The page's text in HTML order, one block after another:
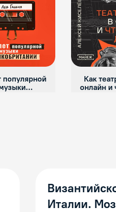
популярной
Как
онлайн и
Италии.